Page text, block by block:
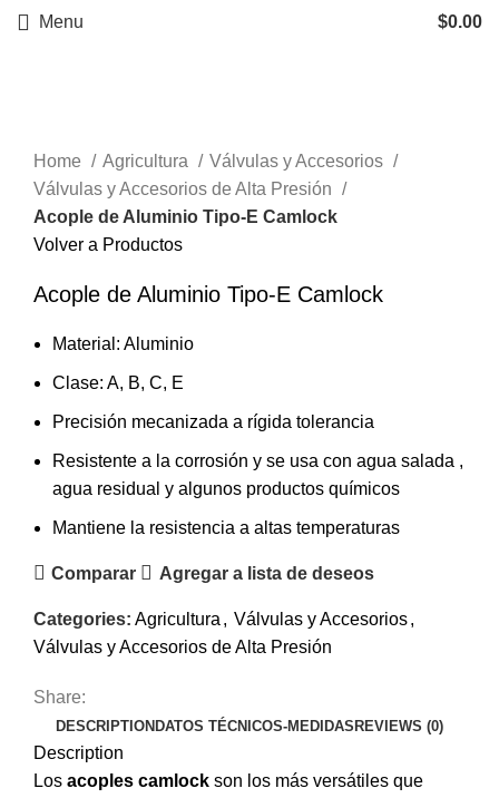
Menu $0.00
Home
Agricultura
Válvulas y Accesorios
Válvulas y Accesorios de Alta Presión
Acople de Aluminio Tipo-E Camlock
Volver a Productos
Acople de Aluminio Tipo-E Camlock
Material: Aluminio
Clase: A, B, C, E
Precisión mecanizada a rígida tolerancia
Resistente a la corrosión y se usa con agua salada ,
agua residual y algunos productos químicos
Mantiene la resistencia a altas temperaturas
Comparar Agregar a lista de deseos
Categories: Agricultura , Válvulas y Accesorios,
Válvulas y Accesorios de Alta Presión
Share:
DESCRIPTION DATOS TÉCNICOS-MEDIDAS REVIEWS (0)
Description
Los acoples camlock son los más versátiles que